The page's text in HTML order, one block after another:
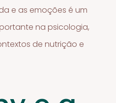
e as emoções é um
na psicologia,
de nutrição e